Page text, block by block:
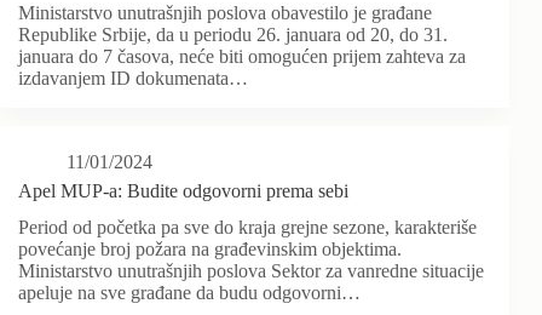
Ministarstvo unutrašnjih poslova obavestilo je građane
Republike Srbije, da u periodu 26. januara od 20, do 31.
januara do 7 časova, neće biti omogućen prijem zahteva za
izdavanjem ID dokumenata…
11/01/2024
Apel MUP-a: Budite odgovorni prema sebi
Period od početka pa sve do kraja grejne sezone, karakteriše
povećanje broj požara na građevinskim objektima.
Ministarstvo unutrašnjih poslova Sektor za vanredne situacije
apeluje na sve građane da budu odgovorni…